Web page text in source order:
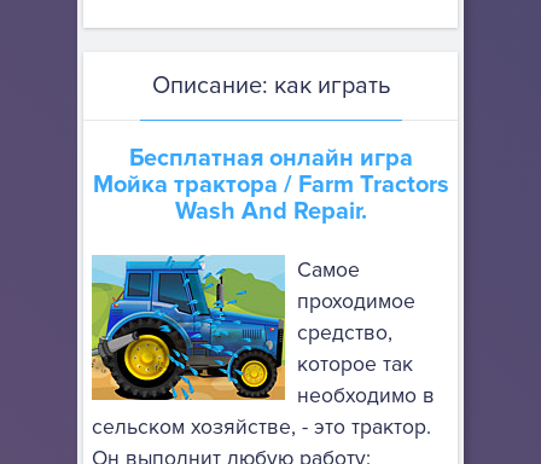
Описание: как играть
Бесплатная онлайн игра
Мойка трактора / Farm Tractors
Wash And Repair.
Самое
проходимое
средство,
которое так
необходимо в
сельском хозяйстве, - это трактор.